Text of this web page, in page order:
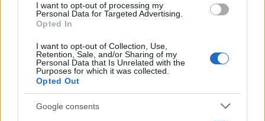
consent section.
I want to opt-out of processing my
Personal Data for Targeted Advertising.
Opted In
I want to opt-out of Collection, Use,
Retention, Sale, and/or Sharing of my
Personal Data that Is Unrelated with the
Purposes for which it was collected.
Opted Out
Google consents
L’evento /Premio Dessì 2026, Villacidro si accende di
cultura